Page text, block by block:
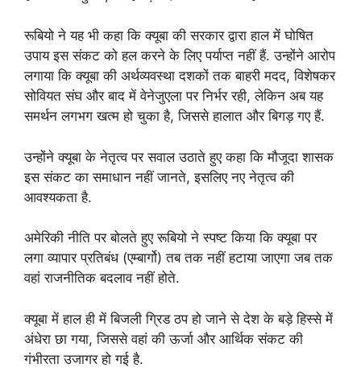
रूबियो ने यह भी कहा कि क्यूबा की सरकार द्वारा हाल में घोषित
उपाय इस संकट को हल करने के लिए पर्याप्त नहीं हैं. उन्होंने आरोप
लगाया कि क्यूबा की अर्थव्यवस्था दशकों तक बाहरी मदद, विशेषकर
सोवियत संघ और बाद में वेनेजुएला पर निर्भर रही, लेकिन अब यह
समर्थन लगभग खत्म हो चुका है, जिससे हालात और बिगड़ गए हैं.
उन्होंने क्यूबा के नेतृत्व पर सवाल उठाते हुए कहा कि मौजूदा शासक
इस संकट का समाधान नहीं जानते, इसलिए नए नेतृत्व की
आवश्यकता है.
अमेरिकी नीति पर बोलते हुए रूबियो ने स्पष्ट किया कि क्यूबा पर
लगा व्यापार प्रतिबंध (एम्बार्गो) तब तक नहीं हटाया जाएगा जब तक
वहां राजनीतिक बदलाव नहीं होते.
क्यूबा में हाल ही में बिजली ग्रिड ठप हो जाने से देश के बड़े हिस्से में
अंधेरा छा गया, जिससे वहां की ऊर्जा और आर्थिक संकट की
गंभीरता उजागर हो गई है.